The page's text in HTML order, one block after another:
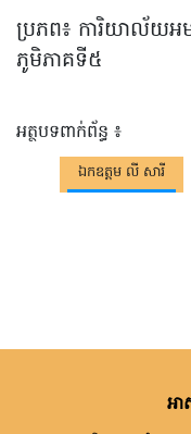
ប្រភព៖ ការិយាល័យអ
ភូមិភាគទី៥
អត្ថបទពាក់ព័ន្ធ ៖
ឯកឧត្តម លី សារី
អ